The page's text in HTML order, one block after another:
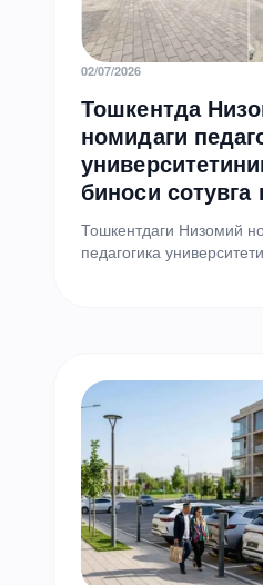
02/07/2026
Тошкентда
номидаги
биноси сотувга
Тошкентдаги Низомий
педагогика